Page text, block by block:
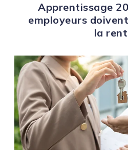
Apprentissage
employeurs
la